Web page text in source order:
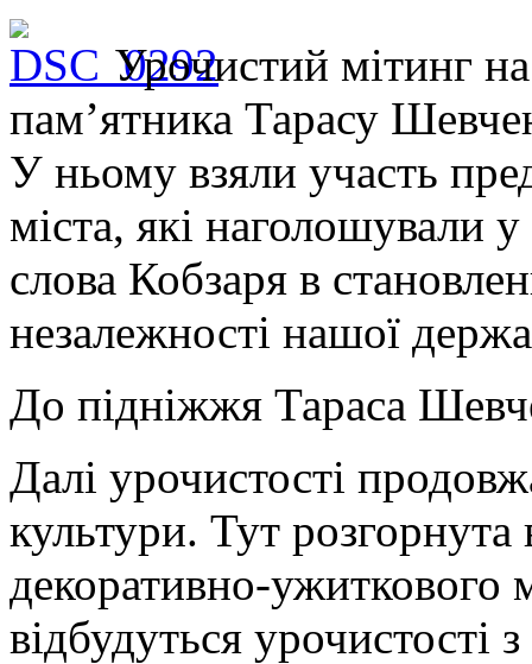
Урочистий мітинг
пам’ятника Тарасу
У ньому взяли участь
міста, які наголошували
слова Кобзаря в
незалежності нашої
До підніжжя Тараса
Далі урочистості
культури. Тут розгорнута
декоративно-ужиткового
відбудуться урочистості